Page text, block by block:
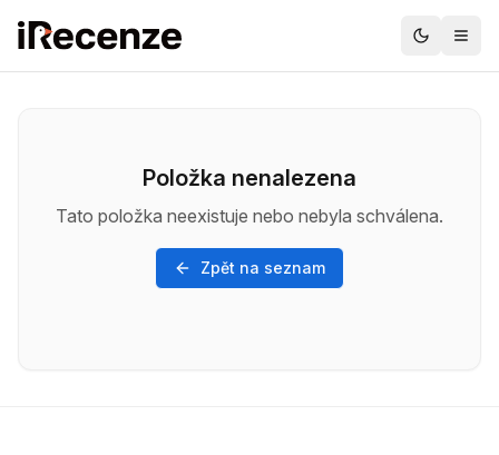
Položka nenalezena
Tato položka neexistuje nebo nebyla schválena.
Zpět na seznam